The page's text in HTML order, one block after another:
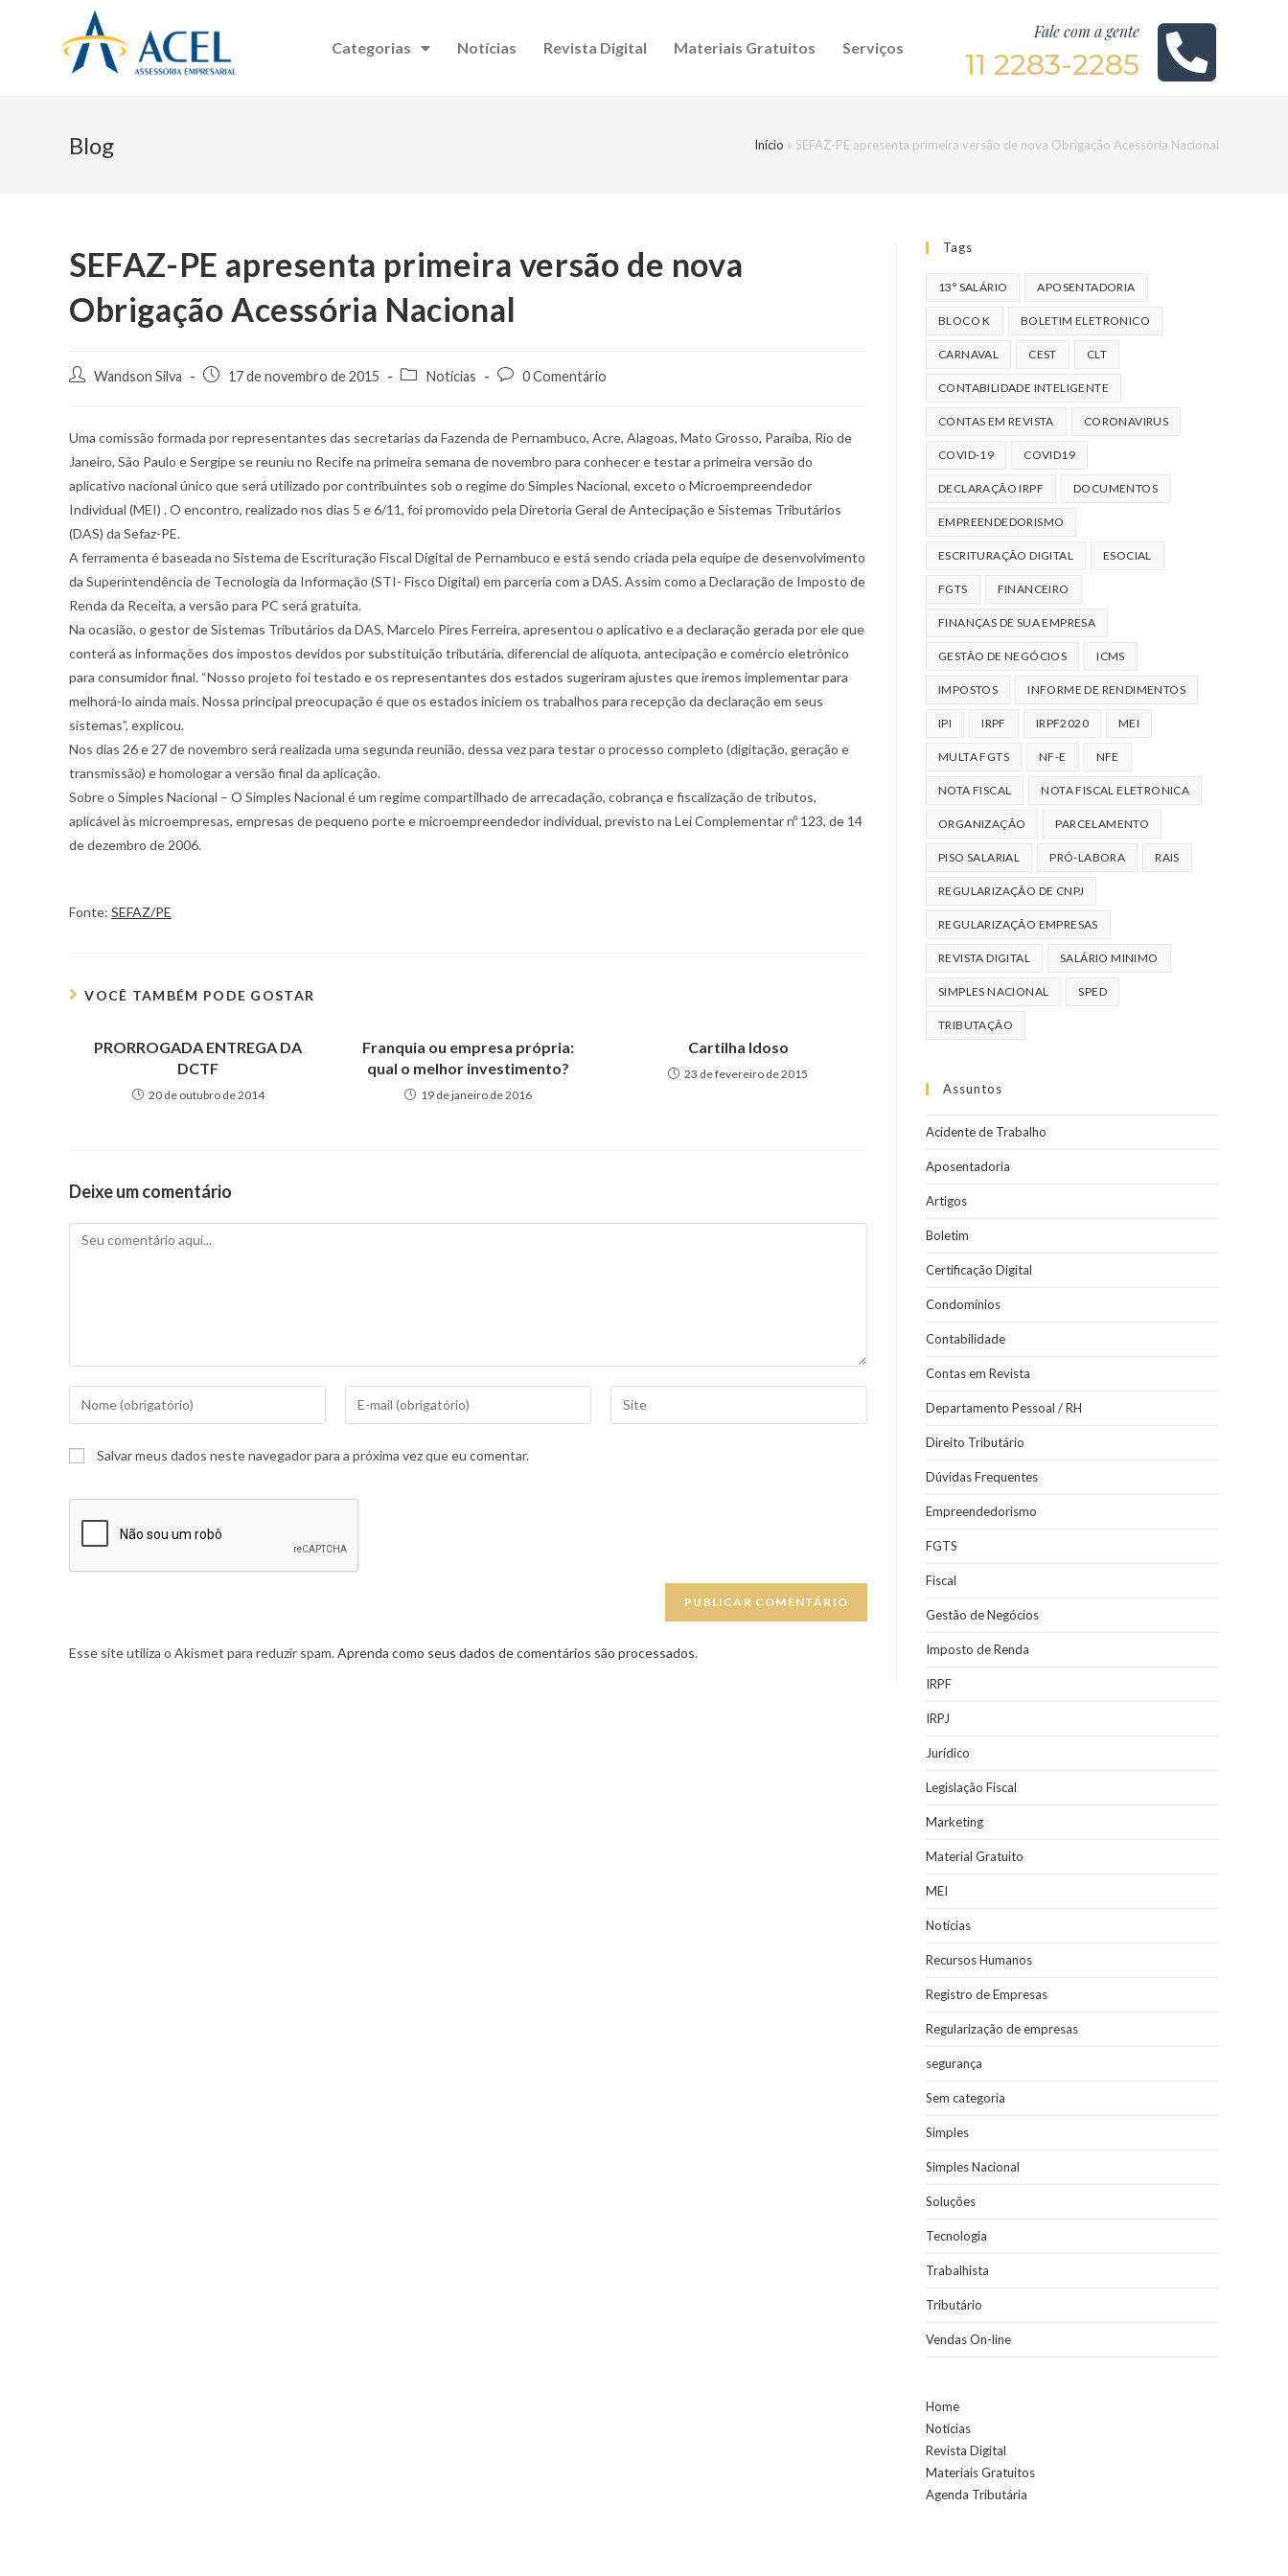
Categorias Notícias Revista Digital Materiais Gratuitos Serviços
Fale com a gente
11 2283-2285
Blog Início » SEFAZ-PE apresenta primeira versão de nova Obrigação Acessória Nacional
SEFAZ-PE apresenta primeira versão de nova
Obrigação Acessória Nacional
Wandson Silva 17 de novembro de 2015 Notícias 0 Comentário
Uma comissão formada por representantes das secretarias da Fazenda de Pernambuco, Acre, Alagoas, Mato Grosso, Paraíba, Rio de
Janeiro, São Paulo e Sergipe se reuniu no Recife na primeira semana de novembro para conhecer e testar a primeira versão do
aplicativo nacional único que será utilizado por contribuintes sob o regime do Simples Nacional, exceto o Microempreendedor
Individual (MEI) .O encontro, realizado nos dias 5 e 6/11, foi promovido pela Diretoria Geral de Antecipação e Sistemas Tributários
(DAS) da Sefaz-PE.
A ferramenta é baseada no Sistema de Escrituração Fiscal Digital de Pernambuco e está sendo criada pela equipe de desenvolvimento
da Superintendência de Tecnologia da Informação (STI- Fisco Digital) em parceria com a DAS. Assim como a Declaração de Imposto de
Renda da Receita, a versão para PC será gratuita.
Na ocasião, o gestor de Sistemas Tributários da DAS, Marcelo Pires Ferreira, apresentou o aplicativo e a declaração gerada por ele que
conterá as informações dos impostos devidos por substituição tributária, diferencial de alíquota, antecipação e comércio eletrônico
para consumidor final. “Nosso projeto foi testado e os representantes dos estados sugeriram ajustes que iremos implementar para
melhorá-lo ainda mais. Nossa principal preocupação é que os estados iniciem os trabalhos para recepção da declaração em seus
sistemas”, explicou.
Nos dias 26 e 27 de novembro será realizada uma segunda reunião, dessa vez para testar o processo completo (digitação, geração e
transmissão) e homologar a versão final da aplicação.
Sobre o Simples Nacional – O Simples Nacional é um regime compartilhado de arrecadação, cobrança e fiscalização de tributos,
aplicável às microempresas, empresas de pequeno porte e microempreendedor individual, previsto na Lei Complementar nº 123, de 14
de dezembro de 2006.
Fonte: SEFAZ/PE
VOCÊ TAMBÉM PODE GOSTAR
PRORROGADA ENTREGA DA
DCTF
20 de outubro de 2014
Franquia ou empresa própria:
qual o melhor investimento?
19 de janeiro de 2016
Cartilha Idoso
23 de fevereiro de 2015
Deixe um comentário
Salvar meus dados neste navegador para a próxima vez que eu comentar.
Esse site utiliza o Akismet para reduzir spam.Aprenda como seus dados de comentários são processados.
Tags
13º SALÁRIO APOSENTADORIA
BLOCO K BOLETIM ELETRONICO
CARNAVAL CEST CLT
CONTABILIDADE INTELIGENTE
CONTAS EM REVISTA CORONAVIRUS
COVID-19 COVID19
DECLARAÇÃO IRPF DOCUMENTOS
EMPREENDEDORISMO
ESCRITURAÇÃO DIGITAL ESOCIAL
FGTS FINANCEIRO
FINANÇAS DE SUA EMPRESA
GESTÃO DE NEGÓCIOS ICMS
IMPOSTOS INFORME DE RENDIMENTOS
IPI IRPF IRPF2020 MEI
MULTA FGTS NF-E NFE
NOTA FISCAL NOTA FISCAL ELETRONICA
ORGANIZAÇÃO PARCELAMENTO
PISO SALARIAL PRÓ-LABORA RAIS
REGULARIZAÇÃO DE CNPJ
REGULARIZAÇÃO EMPRESAS
REVISTA DIGITAL SALÁRIO MINIMO
SIMPLES NACIONAL SPED
TRIBUTAÇÃO
Assuntos
Acidente de Trabalho
Aposentadoria
Artigos
Boletim
Certificação Digital
Condomínios
Contabilidade
Contas em Revista
Departamento Pessoal / RH
Direito Tributário
Dúvidas Frequentes
Empreendedorismo
FGTS
Fiscal
Gestão de Negócios
Imposto de Renda
IRPF
IRPJ
Jurídico
Legislação Fiscal
Marketing
Material Gratuito
MEI
Notícias
Recursos Humanos
Registro de Empresas
Regularização de empresas
segurança
Sem categoria
Simples
Simples Nacional
Soluções
Tecnologia
Trabalhista
Tributário
Vendas On-line
Home
Notícias
Revista Digital
Materiais Gratuitos
Agenda Tributária